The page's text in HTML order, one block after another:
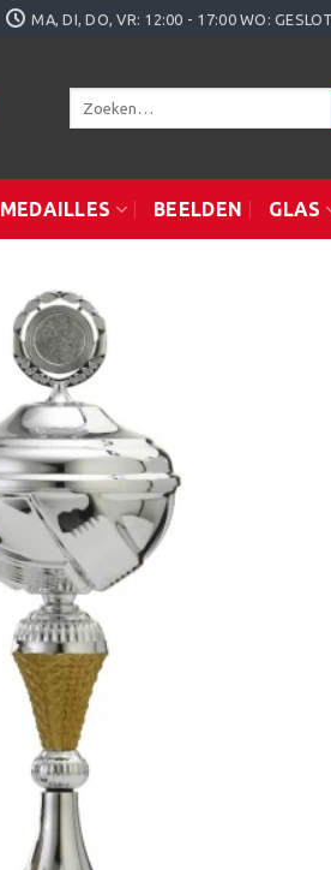
MA, DI, DO, VR: 12:00 - 17:00 WO:
Zoeken
MEDAILLES BEELDEN GLAS